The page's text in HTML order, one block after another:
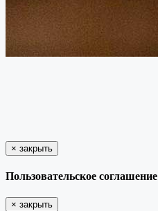
× закрыть
Пользовательское соглашение
× закрыть